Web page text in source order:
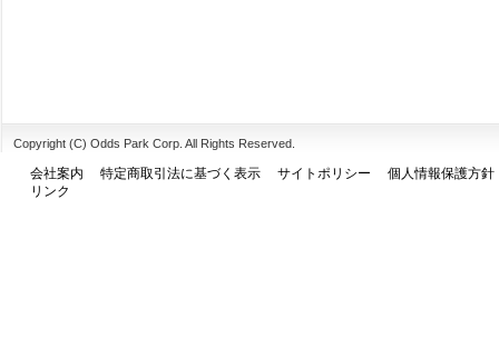
Copyright (C) Odds Park Corp. All Rights Reserved.
会社案内 特定商取引法に基づく表示 サイトポリシー
個人情報保護方針
リンク